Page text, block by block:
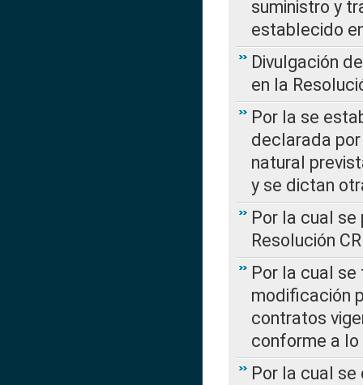
suministro y
establecido
Divulgación
en la
Por la se
declarada
natural
y se dictan
Por la cual
Resolución
Por la cual
modificación
contratos
conforme a lo
Por la cual se